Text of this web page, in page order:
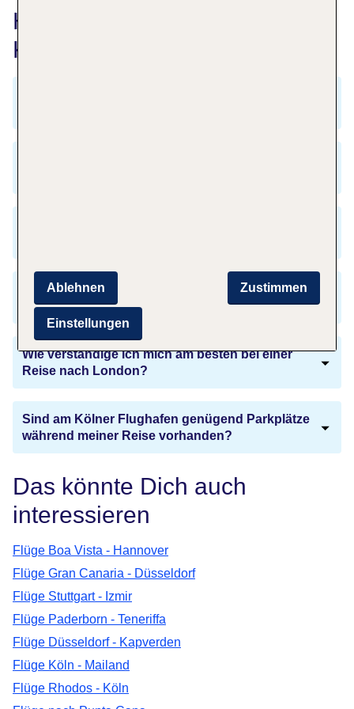
Häufig gestellte Fragen zu
Köln nach London
Benötige ich einen gültigen Reisepass für die
Einreise nach London?
Wie verständige ich mich am besten bei einer
Reise nach London?
Sind am Kölner Flughafen genügend Parkplätze
während meiner Reise vorhanden?
Das könnte Dich auch
interessieren
Flüge Boa Vista - Hannover
Flüge Gran Canaria - Düsseldorf
Flüge Stuttgart - Izmir
Flüge Paderborn - Teneriffa
Flüge Düsseldorf - Kapverden
Flüge Köln - Mailand
Flüge Rhodos - Köln
Zustimmen
Ablehnen
Einstellungen